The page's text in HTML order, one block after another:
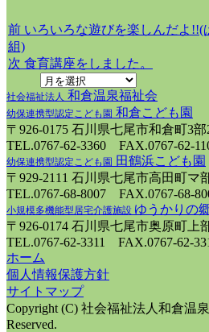
投
稿
ビ
ゲ
ー
シ
ョ
ン
前 前
の
投
いろいろな遊びを楽しんだよ!!(
組)
次 次
投
稿:
食育講座をしました。
社会福祉法人 和倉温泉福祉会
幼保連携型認定こども園 和倉こども園
〒926-0175 石川県七尾市和倉町3
TEL.0767-62-3360 FAX.0767-62-
幼保連携型認定こども園 田鶴浜こども園
〒929-2111 石川県七尾市高田町マ
TEL.0767-68-8007 FAX.0767-68-
小規模多機能型居宅介護施設 ゆうかりの
〒926-0174 石川県七尾市奥原町上
TEL.0767-62-3311 FAX.0767-62-
ホーム
個人情報保護方針
サイトマップ
Copyright (C) 社会福祉法人和倉温
Reserved.